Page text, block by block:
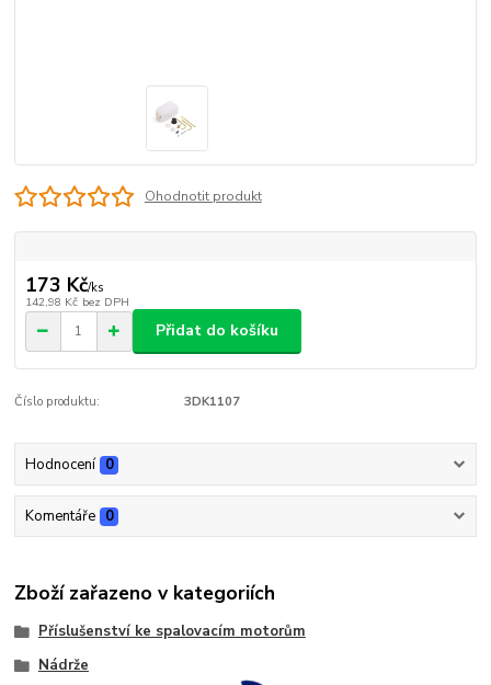
Ohodnotit produkt
173 Kč/ks
142,98 Kč bez DPH
Přidat do košíku
Číslo produktu: 3DK1107
Hodnocení 0
Komentáře 0
Zboží zařazeno v kategoriích
Příslušenství ke spalovacím motorům
Nádrže